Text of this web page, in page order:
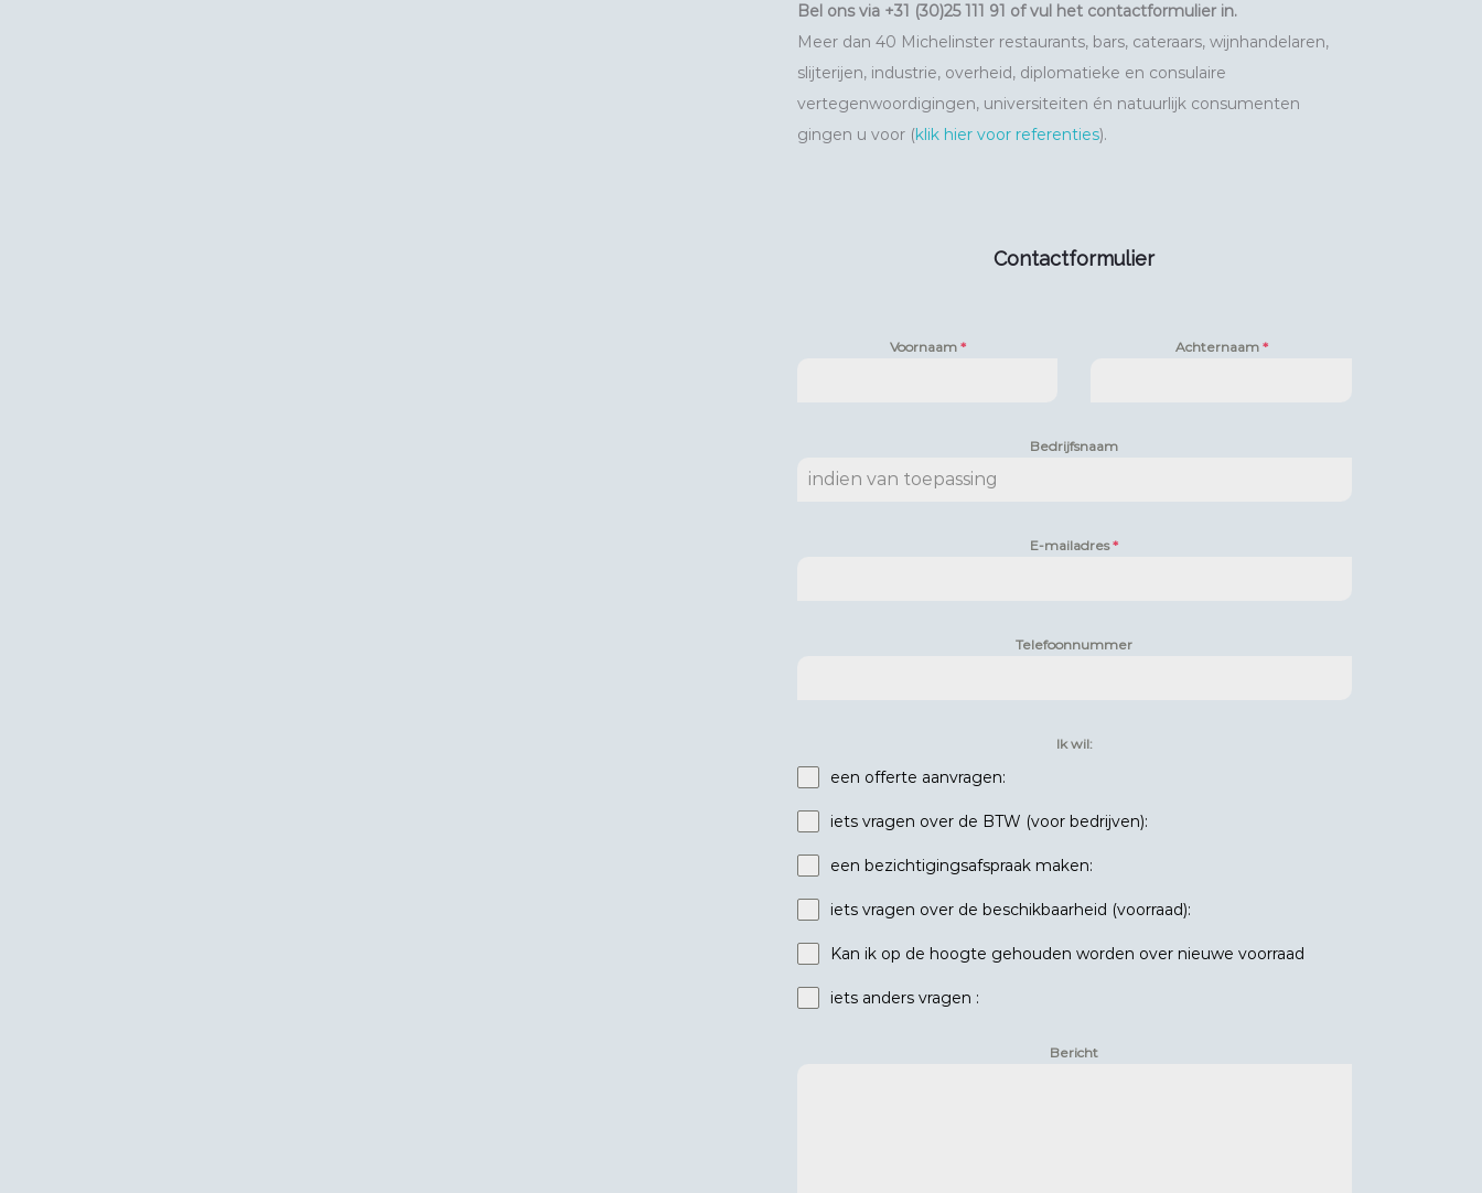
Bel ons via +31 (30)25 111 91 of vul het contactformulier in.
Meer dan 40 Michelinster restaurants, bars, cateraars, wijnhandelaren,
slijterijen, industrie, overheid, diplomatieke en consulaire
vertegenwoordigingen, universiteiten én natuurlijk consumenten
gingen u voor (klik hier voor referenties).
Contactformulier
Voornaam * Achternaam *
Bedrijfsnaam
E-mailadres*
Telefoonnummer
Ik wil:
een offerte aanvragen:
iets vragen over de BTW (voor bedrijven):
een bezichtigingsafspraak maken:
iets vragen over de beschikbaarheid (voorraad):
Kan ik op de hoogte gehouden worden over nieuwe voorraad
iets anders vragen :
Bericht